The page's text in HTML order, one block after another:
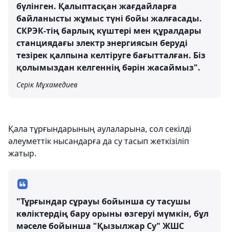
бүлінген. Қалыптасқан жағдайларға
байланысты жұмыс түні бойы жалғасады.
СКРЭК-тің барлық күштері мен құралдары
станциядағы электр энергиясын беруді
тезірек қалпына келтіруге бағытталған. Біз
қолымыздан келгеннің бәрін жасаймыз".
Серік Мұхамедиев
Қала тұрғындарының аулаларына, сол секілді
әлеуметтік нысандарға да су тасып жеткізіліп
жатыр.
"Тұрғындар сұрауы бойынша су тасушы
көліктердің бару орыны өзгеруі мүмкін, бұл
мәселе бойынша "Қызылжар Су" ЖШС